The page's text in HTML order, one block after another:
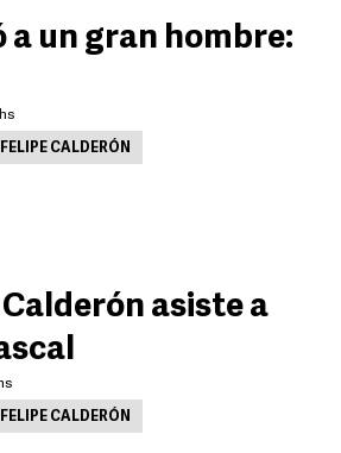
a un gran hombre:
FELIPE CALDERÓN
asiste a
FELIPE CALDERÓN